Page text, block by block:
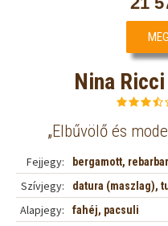
Nina
„Elbűvölő és
Fejjegy: bergamott,
Szívjegy: datura (maszlag),
Alapjegy: fahéj, pacsuli